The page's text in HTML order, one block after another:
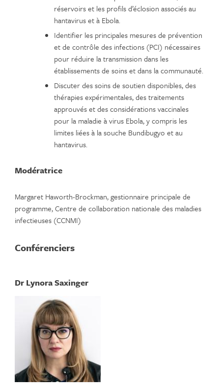
réservoirs et les profils d’éclosion associés au
hantavirus et à Ebola.
Identifier les principales mesures de prévention
et de contrôle des infections (PCI) nécessaires
pour réduire la transmission dans les
établissements de soins et dans la communauté.
Discuter des soins de soutien disponibles, des
thérapies expérimentales, des traitements
approuvés et des considérations vaccinales
pour la maladie à virus Ebola, y compris les
limites liées à la souche Bundibugyo et au
hantavirus.
Modératrice
Margaret Haworth-Brockman, gestionnaire principale de
programme, Centre de collaboration nationale des maladies
infectieuses (CCNMI)
Conférenciers
Dr Lynora Saxinger